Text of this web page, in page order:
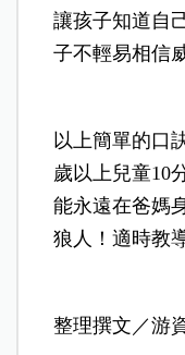
讓孩子知道自
子不輕易相信
以上簡單的口
歲以上兒童10
能永遠在爸媽
狼人！適時教
整理撰文／游